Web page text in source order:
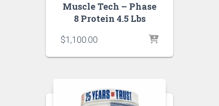
Muscle Tech – Phase
8 Protein 4.5 Lbs
$1,100.00